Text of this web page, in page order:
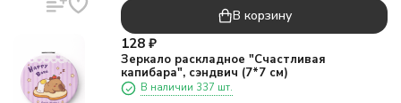
В корзину
128 ₽
Зеркало раскладное "Счастливая
капибара", сэндвич (7*7 см)
В наличии 337 шт.